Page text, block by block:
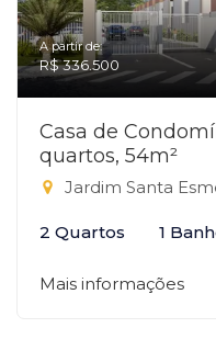
A partir de:
R$ 336.500
Casa de
quartos, 54m²
Jardim Santa
2 Quartos 1
Mais informações